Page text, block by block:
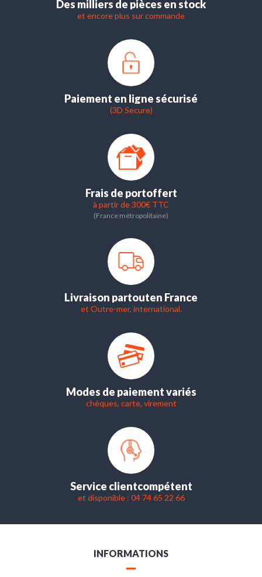
Des milliers de pièces en stock
et encore plus sur commande
Paiement en ligne sécurisé
(3D Secure)
Frais de portoffert
à partir de 300€ TTC
(France métropolitaine)
Livraison partouten France
et Outre-mer, international.
Modes de paiement variés
chèques, carte, virement
Service clientcompétent
et disponible : 04 74 65 22 66
INFORMATIONS